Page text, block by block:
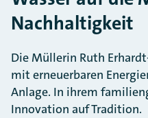
Nachhaltigkeit
Die Müllerin Ruth
mit erneuerbaren
Anlage. In ihrem
Innovation auf Tradition.